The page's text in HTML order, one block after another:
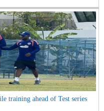
training ahead of Test series